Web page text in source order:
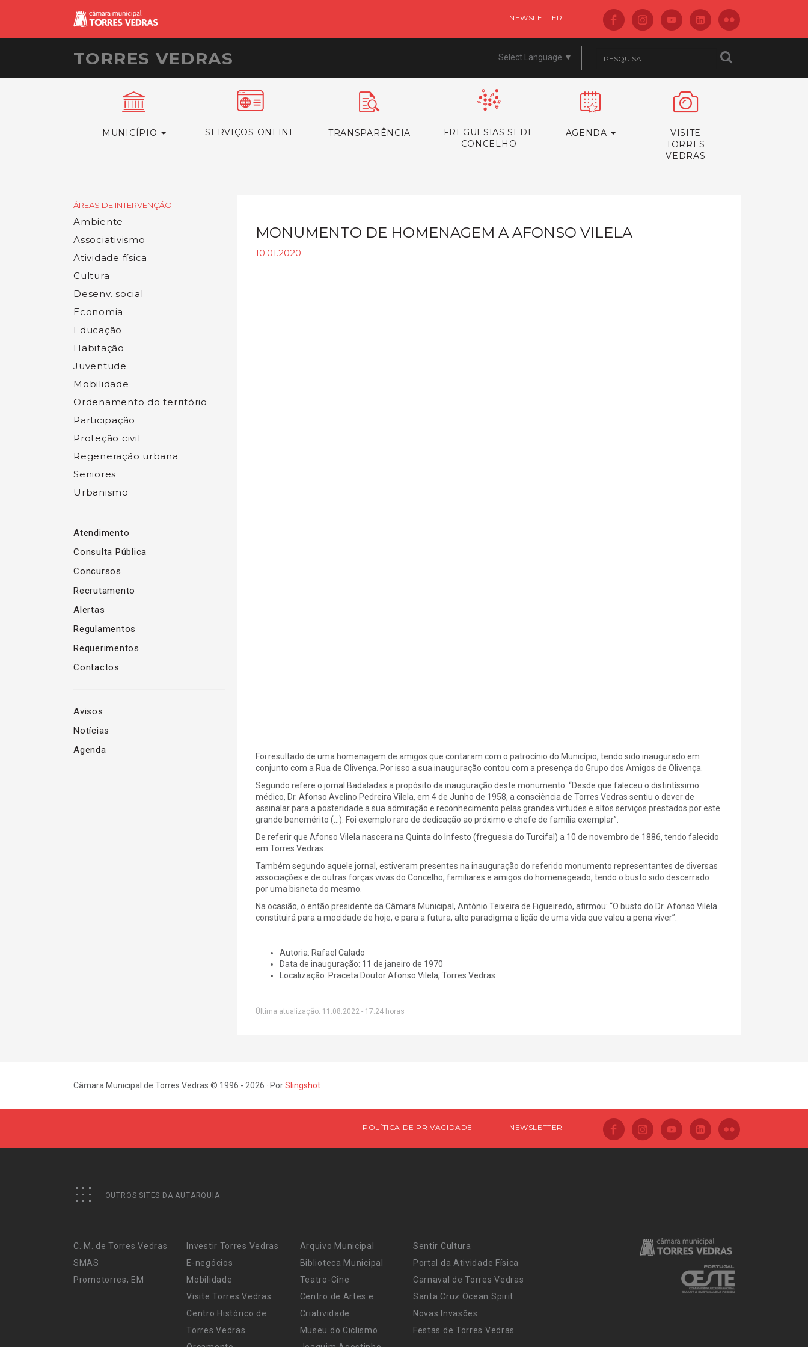
NEWSLETTER
TORRES VEDRAS Select Language ▼
MUNICÍPIO SERVIÇOS ONLINE TRANSPARÊNCIA
FREGUESIAS SEDE
CONCELHO
AGENDA
VISITE
TORRES
VEDRAS
ÁREAS DE INTERVENÇÃO
Ambiente
Associativismo
Atividade física
Cultura
Desenv. social
Economia
Educação
Habitação
Juventude
Mobilidade
Ordenamento do território
Participação
Proteção civil
Regeneração urbana
Seniores
Urbanismo
Atendimento
Consulta Pública
Concursos
Recrutamento
Alertas
Regulamentos
Requerimentos
Contactos
Avisos
Notícias
Agenda
MONUMENTO DE HOMENAGEM A AFONSO VILELA
10.01.2020
Foi resultado de uma homenagem de amigos que contaram com o patrocínio do Município, tendo sido inaugurado em
conjunto com a Rua de Olivença. Por isso a sua inauguração contou com a presença do Grupo dos Amigos de Olivença.
Segundo refere o jornal Badaladas a propósito da inauguração deste monumento: “Desde que faleceu o distintíssimo
médico, Dr. Afonso Avelino Pedreira Vilela, em 4 de Junho de 1958, a consciência de Torres Vedras sentiu o dever de
assinalar para a posteridade a sua admiração e reconhecimento pelas grandes virtudes e altos serviços prestados por este
grande benemérito (…). Foi exemplo raro de dedicação ao próximo e chefe de família exemplar”.
De referir que Afonso Vilela nascera na Quinta do Infesto (freguesia do Turcifal) a 10 de novembro de 1886, tendo falecido
em Torres Vedras.
Também segundo aquele jornal, estiveram presentes na inauguração do referido monumento representantes de diversas
associações e de outras forças vivas do Concelho, familiares e amigos do homenageado, tendo o busto sido descerrado
por uma bisneta do mesmo.
Na ocasião, o então presidente da Câmara Municipal, António Teixeira de Figueiredo, afirmou: “O busto do Dr. Afonso Vilela
constituirá para a mocidade de hoje, e para a futura, alto paradigma e lição de uma vida que valeu a pena viver”.
Autoria: Rafael Calado
Data de inauguração: 11 de janeiro de 1970
Localização: Praceta Doutor Afonso Vilela, Torres Vedras
Última atualização: 11.08.2022 - 17:24 horas
Câmara Municipal de Torres Vedras © 1996 - 2026 · PorSlingshot
POLÍTICA DE PRIVACIDADE NEWSLETTER
OUTROS SITES DA AUTARQUIA
C. M. de Torres Vedras
SMAS
Promotorres, EM
Investir Torres Vedras
E-negócios
Mobilidade
Visite Torres Vedras
Centro Histórico de
Torres Vedras
Arquivo Municipal
Biblioteca Municipal
Teatro-Cine
Centro de Artes e
Criatividade
Museu do Ciclismo
Sentir Cultura
Portal da Atividade Física
Carnaval de Torres Vedras
Santa Cruz Ocean Spirit
Novas Invasões
Festas de Torres Vedras